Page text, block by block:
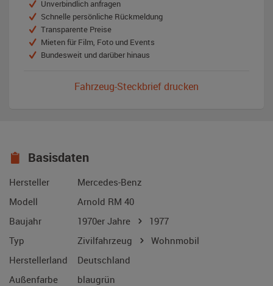
Unverbindlich anfragen
Schnelle persönliche Rückmeldung
Transparente Preise
Mieten für Film, Foto und Events
Bundesweit und darüber hinaus
Fahrzeug-Steckbrief drucken
Basisdaten
Hersteller
Mercedes-Benz
Modell
Arnold RM 40
Baujahr
1970er Jahre
1977
Typ
Zivilfahrzeug
Wohnmobil
Herstellerland
Deutschland
Außenfarbe
blaugrün